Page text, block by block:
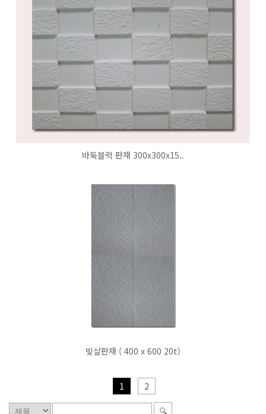
바둑블럭 판재 300x300x15..
빚살판재 ( 400 x 600 20t)
1 2